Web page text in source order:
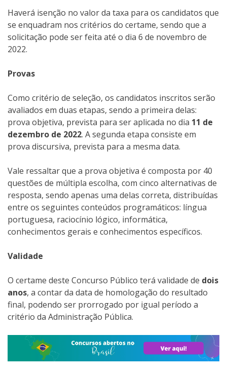
Haverá isenção no valor da taxa para os candidatos que
se enquadram nos critérios do certame, sendo que a
solicitação pode ser feita até o dia 6 de novembro de
2022.
Provas
Como critério de seleção, os candidatos inscritos serão
avaliados em duas etapas, sendo a primeira delas:
prova objetiva, prevista para ser aplicada no dia 11 de
dezembro de 2022. A segunda etapa consiste em
prova discursiva, prevista para a mesma data.
Vale ressaltar que a prova objetiva é composta por 40
questões de múltipla escolha, com cinco alternativas de
resposta, sendo apenas uma delas correta, distribuídas
entre os seguintes conteúdos programáticos: língua
portuguesa, raciocínio lógico, informática,
conhecimentos gerais e conhecimentos específicos.
Validade
O certame deste Concurso Público terá validade de dois
anos, a contar da data de homologação do resultado
final, podendo ser prorrogado por igual período a
critério da Administração Pública.